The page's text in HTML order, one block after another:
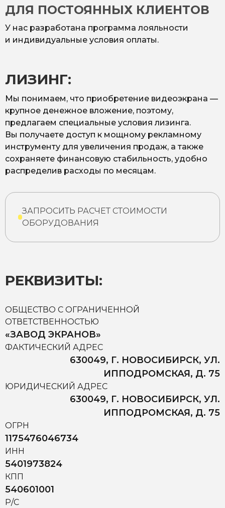
ДЛЯ ПОСТОЯННЫХ КЛИЕНТОВ
У нас разработана программа лояльности
и индивидуальные условия оплаты.
ЛИЗИНГ:
Мы понимаем, что приобретение видеоэкрана —
крупное денежное вложение, поэтому,
предлагаем специальные условия лизинга.
Вы получаете доступ к мощному рекламному
инструменту для увеличения продаж, а также
сохраняете финансовую стабильность, удобно
распределив расходы по месяцам.
ЗАПРОСИТЬ РАСЧЕТ СТОИМОСТИ
ОБОРУДОВАНИЯ
РЕКВИЗИТЫ:
ОБЩЕСТВО С ОГРАНИЧЕННОЙ
ОТВЕТСТВЕННОСТЬЮ
«ЗАВОД ЭКРАНОВ»
ФАКТИЧЕСКИЙ АДРЕС
630049, Г. НОВОСИБИРСК, УЛ.
ИППОДРОМСКАЯ, Д. 75
ЮРИДИЧЕСКИЙ АДРЕС
630049, Г. НОВОСИБИРСК, УЛ.
ИППОДРОМСКАЯ, Д. 75
ОГРН
1175476046734
ИНН
5401973824
КПП
540601001
Р/С